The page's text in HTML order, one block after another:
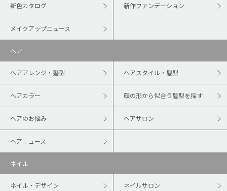
新色カタログ 新作ファンデーション
メイクアップニュース
ヘア
ヘアアレンジ・髪型 ヘアスタイル・髪型
ヘアカラー 顔の形から似合う髪型を探す
ヘアのお悩み ヘアサロン
ヘアニュース
ネイル
ネイル・デザイン ネイルサロン